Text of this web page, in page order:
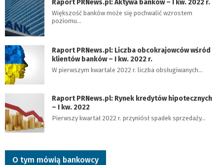
Raport PRNews.pl: Aktywa banków – I kw. 2022 r.
Większość banków może się pochwalić wzrostem
poziomu…
Raport PRNews.pl: Liczba obcokrajowców wśród
klientów banków – I kw. 2022 r.
W pierwszym kwartale 2022 r. liczba obsługiwanych…
Raport PRNews.pl: Rynek kredytów hipotecznych
– I kw. 2022
Pierwszy kwartał 2022 r. przyniósł spadek sprzedaży…
O tym mówią bankowcy